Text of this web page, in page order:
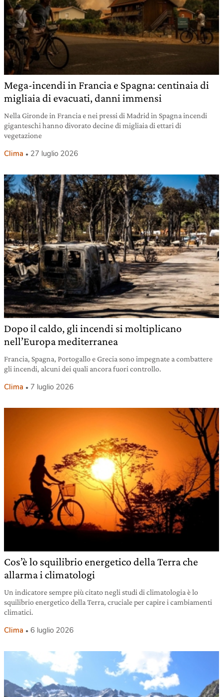
Mega-incendi in Francia e Spagna: centinaia di
migliaia di evacuati, danni immensi
Nella Gironde in Francia e nei pressi di Madrid in Spagna incendi
giganteschi hanno divorato decine di migliaia di ettari di
vegetazione
Clima 27 luglio 2026
Dopo il caldo, gli incendi si moltiplicano
nell’Europa mediterranea
Francia, Spagna, Portogallo e Grecia sono impegnate a combattere
gli incendi, alcuni dei quali ancora fuori controllo.
Clima 7 luglio 2026
Cos’è lo squilibrio energetico della Terra che
allarma i climatologi
Un indicatore sempre più citato negli studi di climatologia è lo
squilibrio energetico della Terra, cruciale per capire i cambiamenti
climatici.
Clima 6 luglio 2026